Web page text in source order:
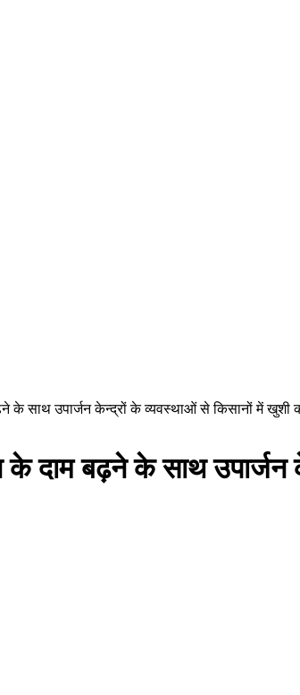
के साथ उपार्जन केन्द्रों के व्यवस्थाओं से किसानों में खुशी
के दाम बढ़ने के साथ